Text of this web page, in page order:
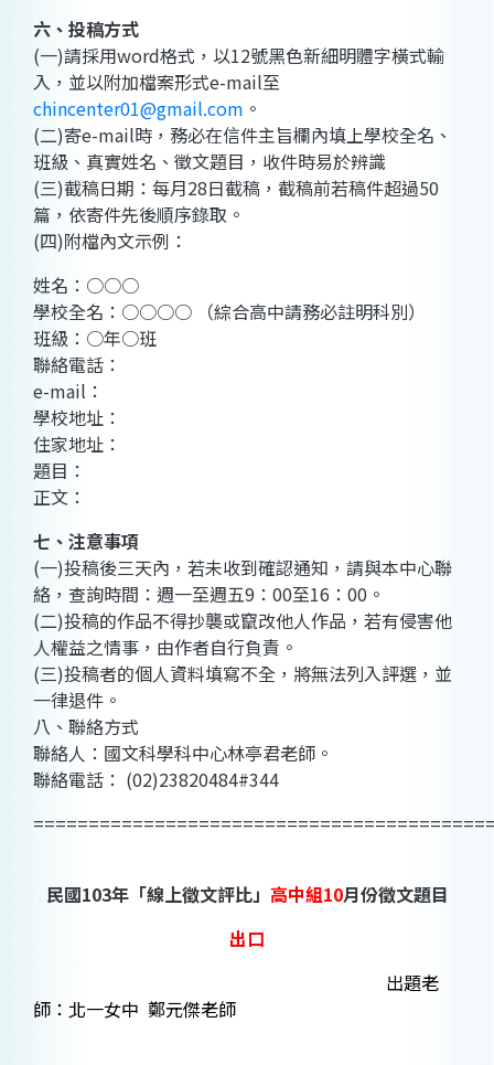
六、投稿方式
(一)請採用word格式，以12號黑色新細明體字橫式輸
入，並以附加檔案形式e-mail至
chincenter01@gmail.com 。
(二)寄e-mail時，務必在信件主旨欄內填上學校全名、
班級、真實姓名、徵文題目，收件時易於辨識
(三)截稿日期：每月28日截稿，截稿前若稿件超過50
篇，依寄件先後順序錄取。
(四)附檔內文示例：
姓名：○○○
學校全名：○○○○ （綜合高中請務必註明科別）
班級：○年○班
聯絡電話：
e-mail：
學校地址：
住家地址：
題目：
正文：
七、注意事項
(一)投稿後三天內，若未收到確認通知，請與本中心聯
絡，查詢時間：週一至週五9：00至16：00。
(二)投稿的作品不得抄襲或竄改他人作品，若有侵害他
人權益之情事，由作者自行負責。
(三)投稿者的個人資料填寫不全，將無法列入評選，並
一律退件。
八、聯絡方式
聯絡人：國文科學科中心林亭君老師。
聯絡電話： (02)23820484#344
民國103年「線上徵文評比」 高中組10月份徵文題目
出口
出題老
師：北一女中 鄭元傑老師